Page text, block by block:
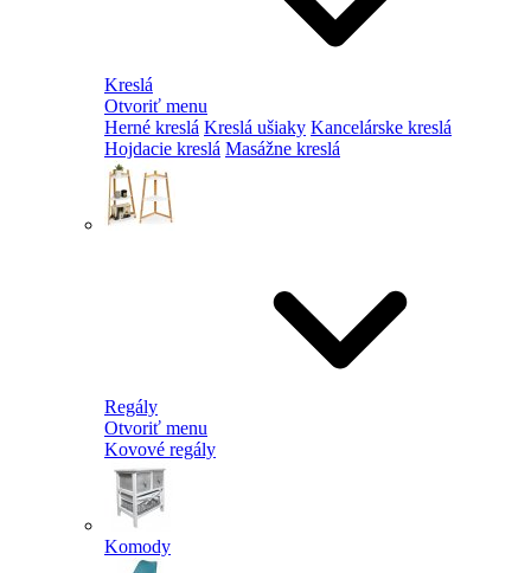
Kreslá
Otvoriť menu
Herné kreslá Kreslá ušiaky Kancelárske kreslá
Hojdacie kreslá Masážne kreslá
Regály
Otvoriť menu
Kovové regály
Komody